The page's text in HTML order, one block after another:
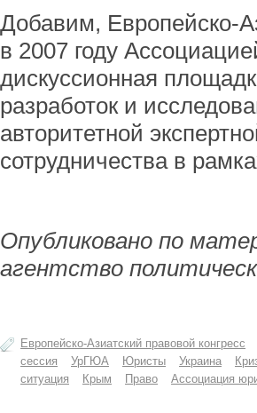
Добавим, Европейско-
в 2007 году
дискуссионная
разработок и
авторитетной
сотрудничества в
Опубликовано по
агентство
Европейско-Азиатский правовой конгресс
сессия
УрГЮА Юристы Украина
ситуация
Крым Право Ассоциация